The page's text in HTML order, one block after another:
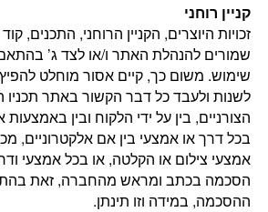
קניין רוחני
זכויות היוצרים, הקניין הרוחני, התכנים,
שמורים להנהלת האתר ו/או לצד ג’
שימוש. משום כך, קיים אסור מוחלט
לשנות ולעבד כל דבר הקשור באתר תכניו
הצורניים, בין על ידי הלקוח ובין
בכל דרך או אמצעי בין אם אלקטרוניים,
אמצעי צילום או הקלטה, או בכל אמצעי
הסכמה בכתב ומראש מהחברה, זאת
ההסכמה, במידה וזו תינתן.